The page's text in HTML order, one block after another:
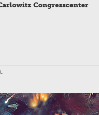
Congresscenter